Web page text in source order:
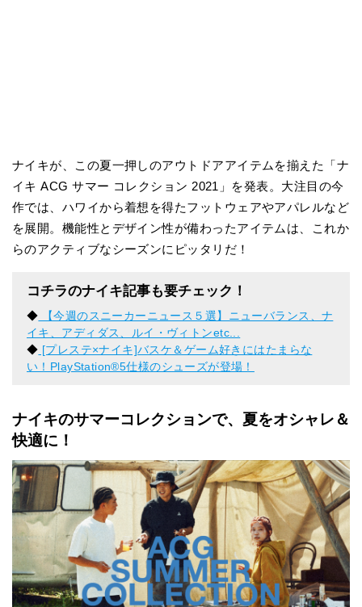
ナイキが、この夏一押しのアウトドアアイテムを揃えた「ナ
イキ ACG サマー コレクション 2021」を発表。大注目の今
作では、ハワイから着想を得たフットウェアやアパレルなど
を展開。機能性とデザイン性が備わったアイテムは、これか
らのアクティブなシーズンにピッタリだ！
コチラのナイキ記事も要チェック！
◆ 【今週のスニーカーニュース５選】ニューバランス、ナ
イキ、アディダス、ルイ・ヴィトンetc...
◆ [プレステ×ナイキ]バスケ＆ゲーム好きにはたまらな
い！PlayStation®5仕様のシューズが登場！
ナイキのサマーコレクションで、夏をオシャレ＆
快適に！